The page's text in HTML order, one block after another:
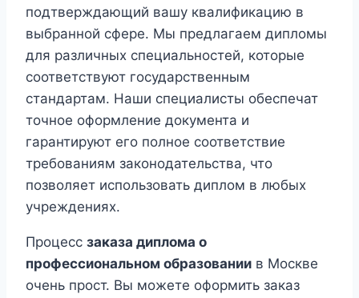
подтверждающий вашу квалификацию в
выбранной сфере. Мы предлагаем дипломы
для различных специальностей, которые
соответствуют государственным
стандартам. Наши специалисты обеспечат
точное оформление документа и
гарантируют его полное соответствие
требованиям законодательства, что
позволяет использовать диплом в любых
учреждениях.
Процесс заказа диплома о
профессиональном образовании в Москве
очень прост. Вы можете оформить заказ